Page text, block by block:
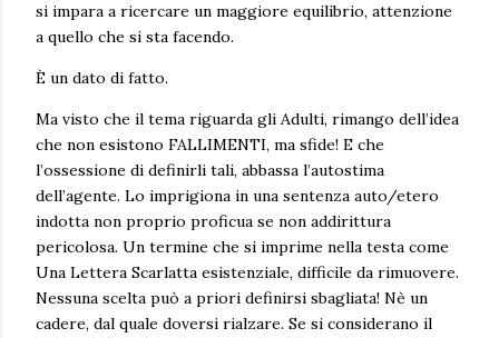
si impara a ricercare un maggiore equilibrio, attenzione
a quello che si sta facendo.
È un dato di fatto.
Ma visto che il tema riguarda gli Adulti, rimango dell’idea
che non esistono FALLIMENTI, ma sfide! E che
l’ossessione di definirli tali, abbassa l’autostima
dell’agente. Lo imprigiona in una sentenza auto/etero
indotta non proprio proficua se non addirittura
pericolosa. Un termine che si imprime nella testa come
Una Lettera Scarlatta esistenziale, difficile da rimuovere.
Nessuna scelta può a priori definirsi sbagliata! Nè un
cadere, dal quale doversi rialzare. Se si considerano il